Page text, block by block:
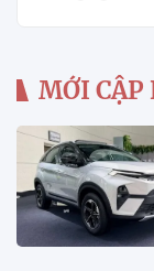
MỚI CẬP